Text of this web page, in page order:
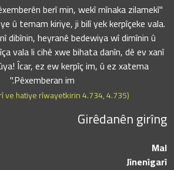
berî min, wekî mînaka zilamekî
û temam kiriye, ji bilî yek kerpîçeke vala.
dibînin, heyranê bedewiya wî dimînin û
vala li cihê xwe bihata danîn, dê ev xanî
Îcar, ez ew kerpîç im, û ez xatema
Pêxemberan im."
(Ji aliyê Buxarî ve hatiye rîwayetkirin 4.734, 4.735)
Girêdanên girîng
Mal
Jînenîgarî